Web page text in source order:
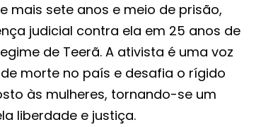
mais sete anos e meio de prisão,
judicial contra ela em 25 anos de
de Teerã. A ativista é uma voz
morte no país e desafia o rígido
às mulheres, tornando-se um
liberdade e justiça.